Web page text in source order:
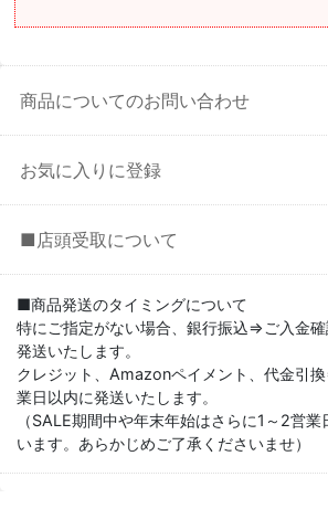
商品についてのお問い合わせ
お気に入りに登録
■店頭受取について
■商品発送のタイミングについて
特にご指定がない場合、銀行振込⇒ご入金
発送いたします。
クレジット、Amazonペイメント、代金引
業日以内に発送いたします。
（SALE期間中や年末年始はさらに1～2営
います。あらかじめご了承くださいませ）